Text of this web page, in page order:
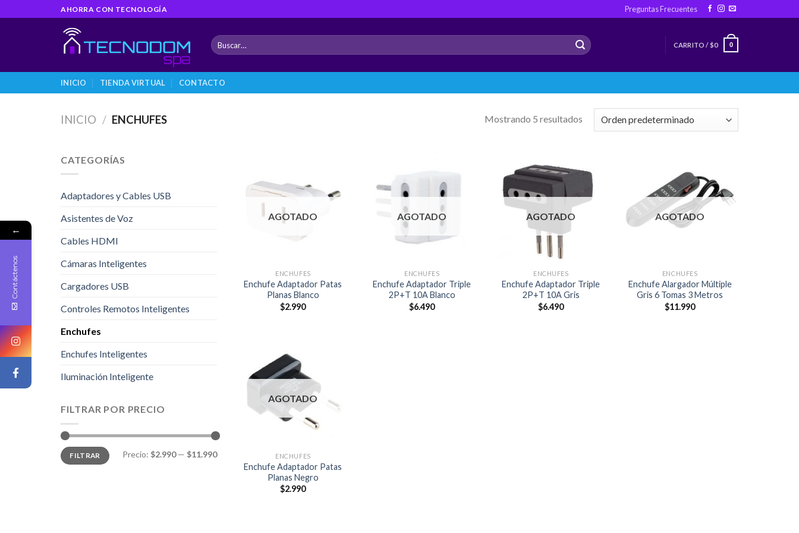
AHORRA CON TECNOLOGÍA Preguntas Frecuentes
Buscar
por:
CARRITO /$0 0
INICIO TIENDA VIRTUAL CONTACTO
INICIO / ENCHUFES Mostrando 5 resultados
CATEGORÍAS
Adaptadores y Cables USB
Asistentes de Voz
Cables HDMI
Cámaras Inteligentes
Cargadores USB
Controles Remotos Inteligentes
Enchufes
Enchufes Inteligentes
Iluminación Inteligente
FILTRAR POR PRECIO
FILTRAR Precio: $2.990— $11.990
AGOTADO
ENCHUFES
Enchufe Adaptador Patas
Planas Blanco
$2.990
AGOTADO
ENCHUFES
Enchufe Adaptador Triple
2P+T 10A Blanco
$6.490
AGOTADO
ENCHUFES
Enchufe Adaptador Triple
2P+T 10A Gris
$6.490
AGOTADO
ENCHUFES
Enchufe Alargador Múltiple
Gris 6 Tomas 3 Metros
$11.990
AGOTADO
ENCHUFES
Enchufe Adaptador Patas
Planas Negro
$2.990
←
Contáctenos